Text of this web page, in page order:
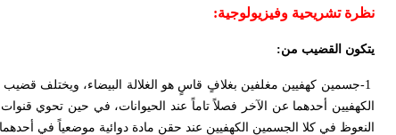
نظرة تشريحية وفيزيولوجية:
يتكون القضيب من:
-1جسمين كهفيين مغلفين بغلافٍ قاسٍ هو الغلالة البيضاء، ويختلف
الكهفيين أحدهما عن الآخر فصلاً تاماً عند الحيوانات، في حين تحوي
النعوظ في كلا الجسمين الكهفيين عند حقن مادة دوائية موضعياً في أحدهما